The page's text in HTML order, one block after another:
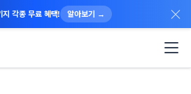
지 각종 무료 혜택! 알아보기 → ×